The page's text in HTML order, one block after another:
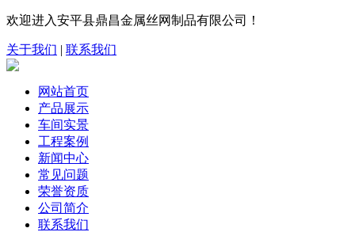
欢迎进入安平县鼎昌金属丝网制品有限公司！
关于我们 | 联系我们
网站首页
产品展示
车间实景
工程案例
新闻中心
常见问题
荣誉资质
公司简介
联系我们